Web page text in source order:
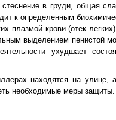
в груди, общая
к определенным
крови (отек
выделением пенистой
ухудшает
находятся на улице,
необходимые меры защиты.